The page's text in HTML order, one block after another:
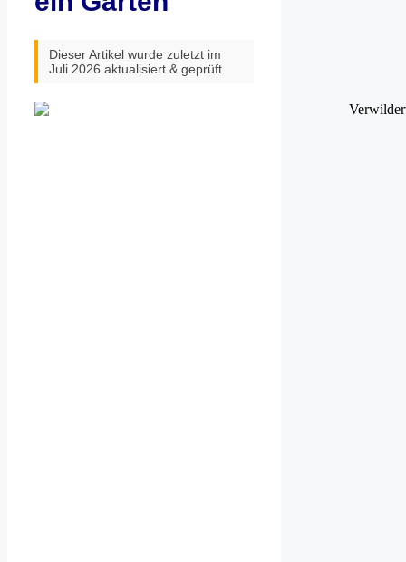
Dieser Artikel wurde zuletzt im
Juli 2026 aktualisiert & geprüft.